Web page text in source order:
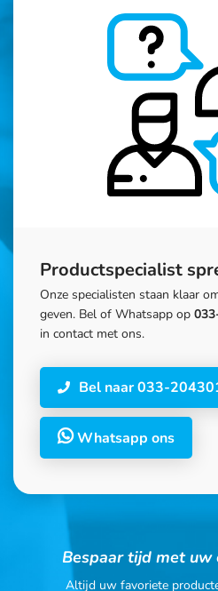
Productspecialist
Onze specialisten staan klaar
geven. Bel of Whatsapp op
in contact met ons.
Bel naar 033-
Whatsapp ons
Bespaar tijd met
Altijd uw favoriete